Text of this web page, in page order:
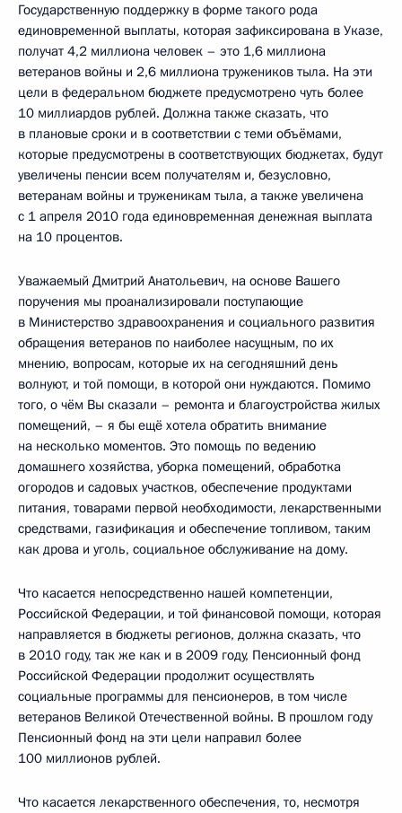
Государственную поддержку в форме такого рода
единовременной выплаты, которая зафиксирована в Указе,
получат 4,2 миллиона человек – это 1,6 миллиона
ветеранов войны и 2,6 миллиона тружеников тыла. На эти
цели в федеральном бюджете предусмотрено чуть более
10 миллиардов рублей. Должна также сказать, что
в плановые сроки и в соответствии с теми объёмами,
которые предусмотрены в соответствующих бюджетах, будут
увеличены пенсии всем получателям и, безусловно,
ветеранам войны и труженикам тыла, а также увеличена
с 1 апреля 2010 года единовременная денежная выплата
на 10 процентов.
Уважаемый Дмитрий Анатольевич, на основе Вашего
поручения мы проанализировали поступающие
в Министерство здравоохранения и социального развития
обращения ветеранов по наиболее насущным, по их
мнению, вопросам, которые их на сегодняшний день
волнуют, и той помощи, в которой они нуждаются. Помимо
того, о чём Вы сказали – ремонта и благоустройства жилых
помещений, – я бы ещё хотела обратить внимание
на несколько моментов. Это помощь по ведению
домашнего хозяйства, уборка помещений, обработка
огородов и садовых участков, обеспечение продуктами
питания, товарами первой необходимости, лекарственными
средствами, газификация и обеспечение топливом, таким
как дрова и уголь, социальное обслуживание на дому.
Что касается непосредственно нашей компетенции,
Российской Федерации, и той финансовой помощи, которая
направляется в бюджеты регионов, должна сказать, что
в 2010 году, так же как и в 2009 году, Пенсионный фонд
Российской Федерации продолжит осуществлять
социальные программы для пенсионеров, в том числе
ветеранов Великой Отечественной войны. В прошлом году
Пенсионный фонд на эти цели направил более
100 миллионов рублей.
Что касается лекарственного обеспечения, то, несмотря